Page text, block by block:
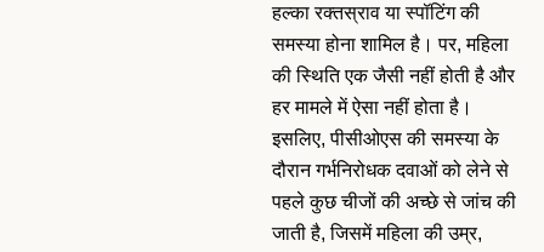
हल्का रक्तस्राव या स्पॉटिंग की
समस्या होना शामिल है। पर, महिला
की स्थिति एक जैसी नहीं होती है और
हर मामले में ऐसा नहीं होता है।
इसलिए, पीसीओएस की समस्या के
दौरान गर्भनिरोधक दवाओं को लेने से
पहले कुछ चीजों की अच्छे से जांच की
जाती है, जिसमें महिला की उम्र,